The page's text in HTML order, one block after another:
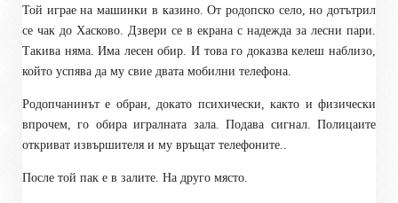
Той играе на машинки в казино. От родопско село, но дотътрил
се чак до Хасково. Дзвери се в екрана с надежда за лесни пари.
Такива няма. Има лесен обир. И това го доказва келеш наблизо,
който успява да му свие двата мобилни телефона.
Родопчанинът е обран, докато психически, както и физически
впрочем, го обира игралната зала. Подава сигнал. Полицаите
откриват извършителя и му връщат телефоните..
После той пак е в залите. На друго място.